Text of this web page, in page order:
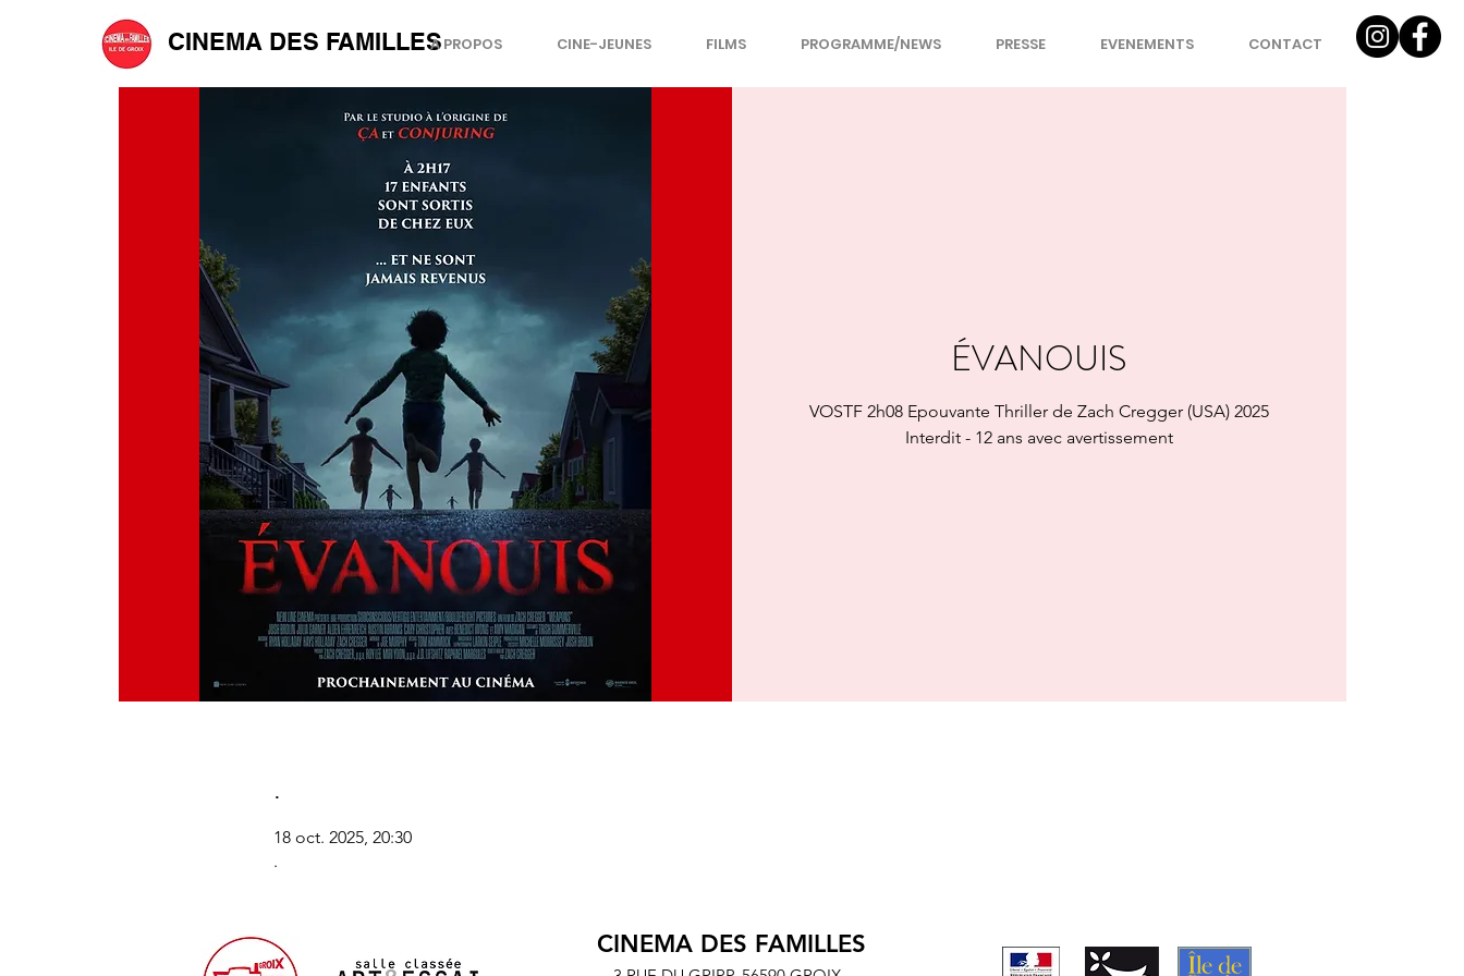
CINEMA DES FAMILLESA PROPOS CINE-JEUNES FILMS PROGRAMME/NEWS PRESSE EVENEMENTS CONTACT
ÉVANOUIS
VOSTF 2h08 Epouvante Thriller de Zach Cregger (USA) 2025
Interdit - 12 ans avec avertissement
.
18 oct. 2025, 20:30
.
CINEMA DES FAMILLES